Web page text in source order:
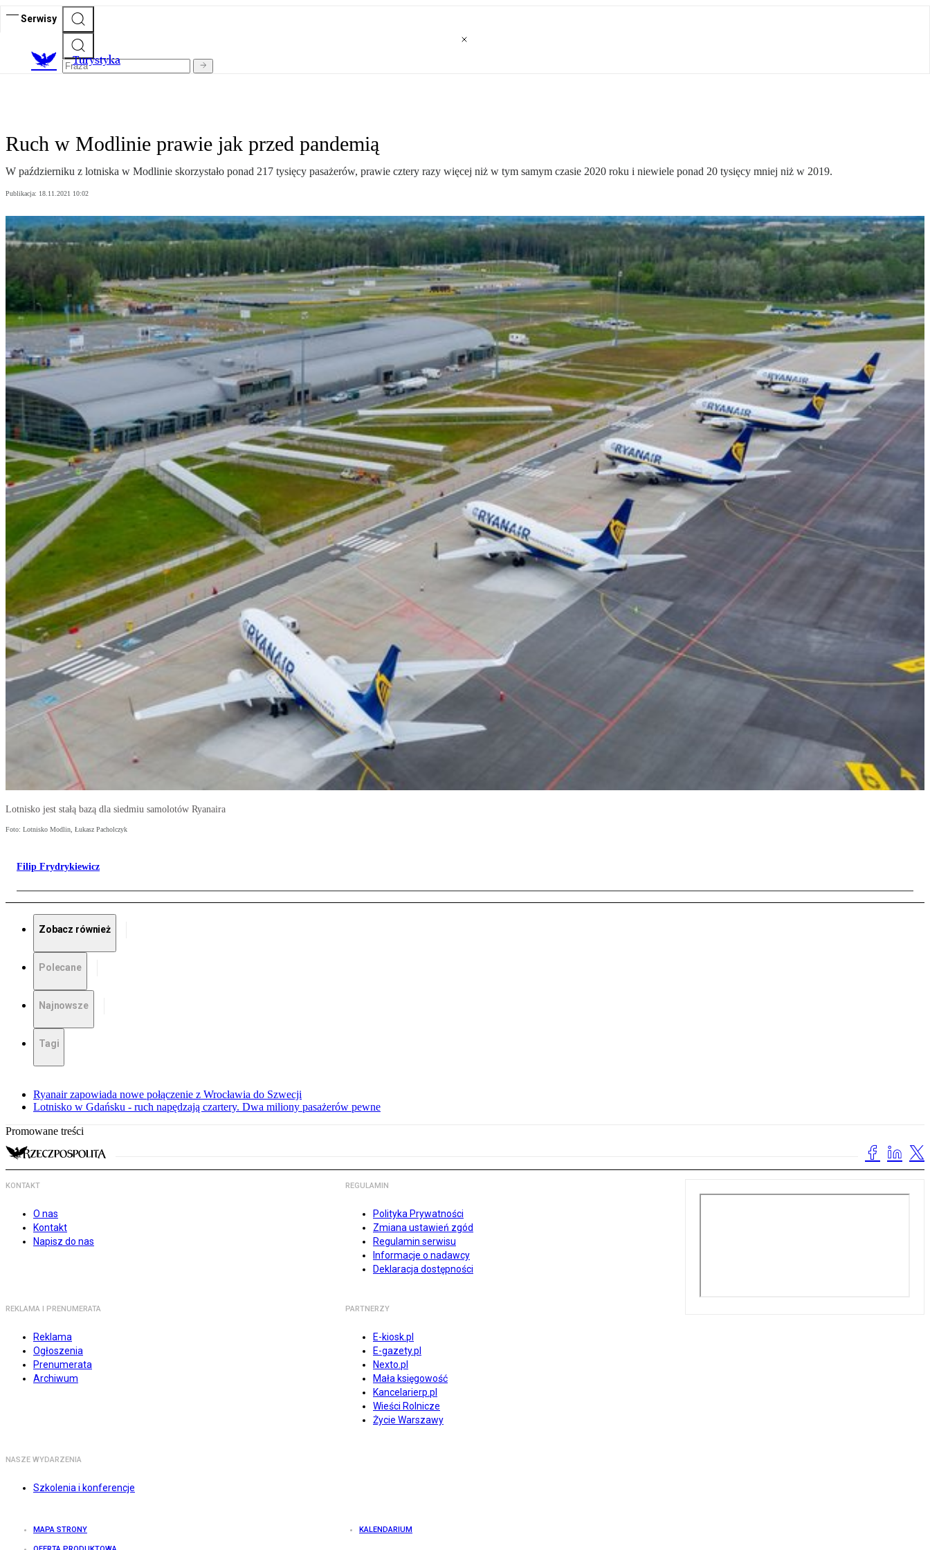
Serwisy
Turystyka
Ruch w Modlinie prawie jak przed pandemią
W październiku z lotniska w Modlinie skorzystało ponad 217 tysięcy pasażerów, prawie cztery razy więcej niż w tym samym czasie 2020 roku i niewiele ponad 20 tysięcy mniej niż w 2019.
Publikacja: 18.11.2021 10:02
Lotnisko jest stałą bazą dla siedmiu samolotów Ryanaira
Foto: Lotnisko Modlin, Łukasz Pacholczyk
Filip Frydrykiewicz
Zobacz również
Polecane
Najnowsze
Tagi
Ryanair zapowiada nowe połączenie z Wrocławia do Szwecji
Lotnisko w Gdańsku - ruch napędzają czartery. Dwa miliony pasażerów pewne
Promowane treści
KONTAKT
O nas
Kontakt
Napisz do nas
REGULAMIN
Polityka Prywatności
Zmiana ustawień zgód
Regulamin serwisu
Informacje o nadawcy
Deklaracja dostępności
REKLAMA I PRENUMERATA
Reklama
Ogłoszenia
Prenumerata
Archiwum
PARTNERZY
E-kiosk.pl
E-gazety.pl
Nexto.pl
Mała księgowość
Kancelarierp.pl
Wieści Rolnicze
Życie Warszawy
NASZE WYDARZENIA
Szkolenia i konferencje
MAPA STRONY KALENDARIUM